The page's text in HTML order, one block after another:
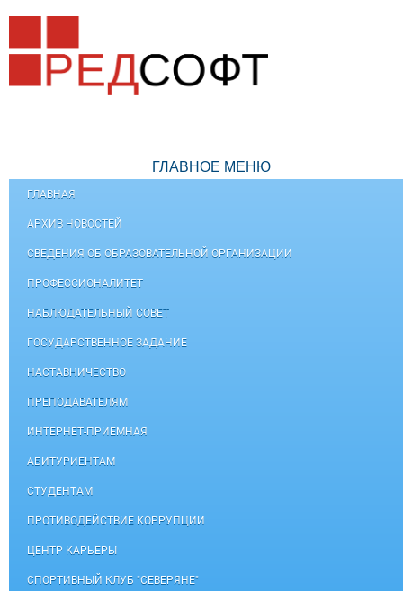
ГЛАВНОЕ МЕНЮ
ГЛАВНАЯ
АРХИВ НОВОСТЕЙ
СВЕДЕНИЯ ОБ ОБРАЗОВАТЕЛЬНОЙ ОРГАНИЗАЦИИ
ПРОФЕССИОНАЛИТЕТ
НАБЛЮДАТЕЛЬНЫЙ СОВЕТ
ГОСУДАРСТВЕННОЕ ЗАДАНИЕ
НАСТАВНИЧЕСТВО
ПРЕПОДАВАТЕЛЯМ
ИНТЕРНЕТ-ПРИЕМНАЯ
АБИТУРИЕНТАМ
СТУДЕНТАМ
ПРОТИВОДЕЙСТВИЕ КОРРУПЦИИ
ЦЕНТР КАРЬЕРЫ
СПОРТИВНЫЙ КЛУБ "СЕВЕРЯНЕ"